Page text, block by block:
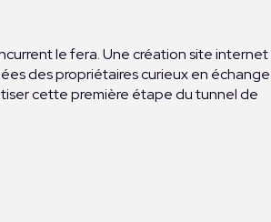
le fera. Une création site internet
des propriétaires curieux en échange
cette première étape du tunnel de